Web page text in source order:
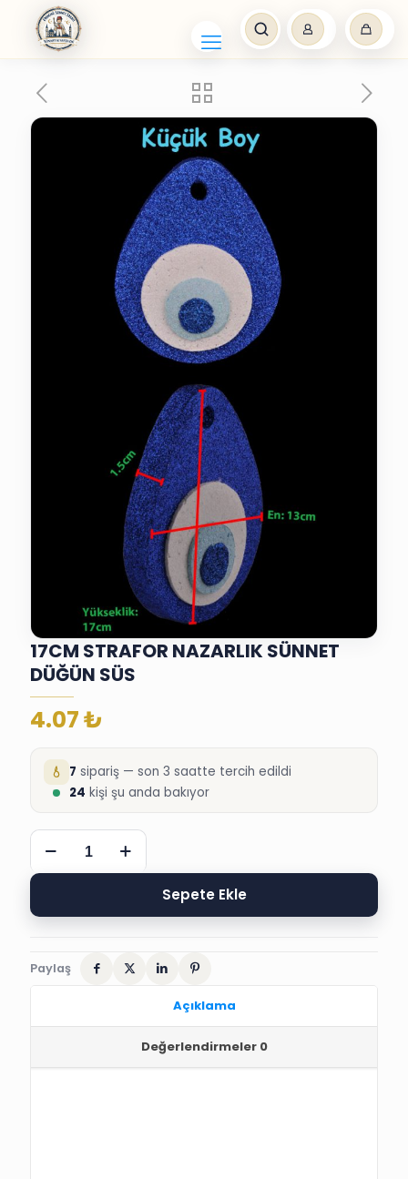
17CM STRAFOR NAZARLIK SÜNNET
DÜĞÜN SÜS
4.07₺
7 sipariş — son 3 saatte tercih edildi
24 kişi şu anda bakıyor
17CM
STRAFOR
NAZARLIK
DÜĞÜN
Sepete Ekle
Paylaş
Açıklama
Değerlendirmeler 0